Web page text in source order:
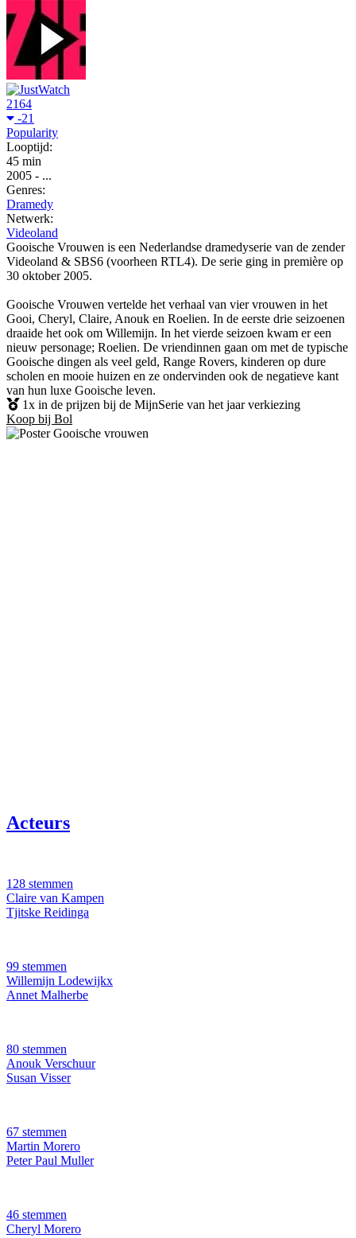
2164
-21
Popularity
Looptijd:
45 min
2005 - ...
Genres:
Dramedy
Netwerk:
Videoland
Gooische Vrouwen is een Nederlandse dramedyserie van de zender
Videoland & SBS6 (voorheen RTL4). De serie ging in première op
30 oktober 2005.
Gooische Vrouwen vertelde het verhaal van vier vrouwen in het
Gooi, Cheryl, Claire, Anouk en Roelien. In de eerste drie seizoenen
draaide het ook om Willemijn. In het vierde seizoen kwam er een
nieuw personage; Roelien. De vriendinnen gaan om met de typische
Gooische dingen als veel geld, Range Rovers, kinderen op dure
scholen en mooie huizen en ze ondervinden ook de negatieve kant
van hun luxe Gooische leven.
1x in de prijzen bij de MijnSerie van het jaar verkiezing
Koop bij Bol
Acteurs
128 stemmen
Claire van Kampen
Tjitske Reidinga
99 stemmen
Willemijn Lodewijkx
Annet Malherbe
80 stemmen
Anouk Verschuur
Susan Visser
67 stemmen
Martin Morero
Peter Paul Muller
46 stemmen
Cheryl Morero